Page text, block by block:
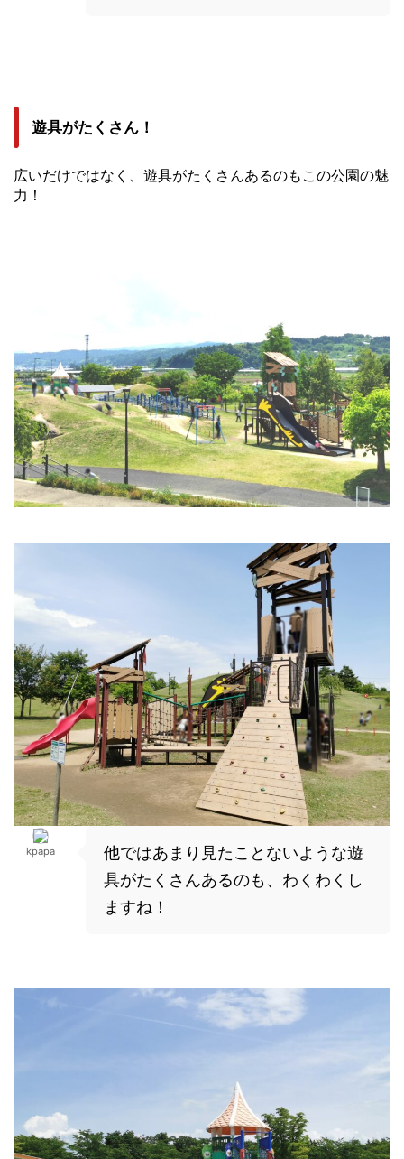
遊具がたくさん！
広いだけではなく、遊具がたくさんあるのもこの公園の魅
力！
kpapa
他ではあまり見たことないような遊
具がたくさんあるのも、わくわくし
ますね！